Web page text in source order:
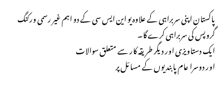
پاکستان اپنی سربراہی کے علاوہ یو این ایس سی کے دو اہم غیر رسمی ورکنگ
گروپس کی سربراہی کرے گا۔
ایک دستاویزی اور دیگر طریقہ کار سے متعلق سوالات
اور دوسرا عام پابندیوں کے مسائل پر